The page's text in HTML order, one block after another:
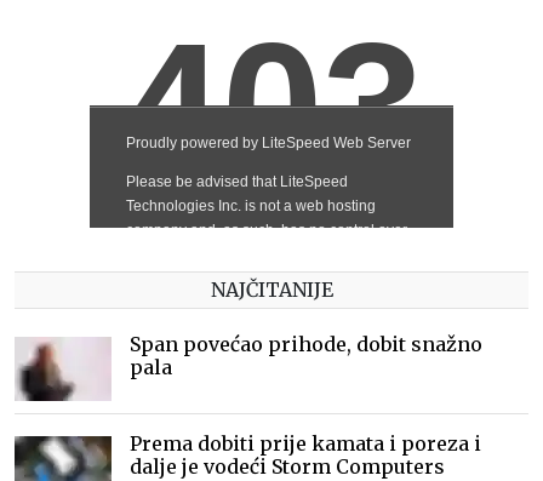
NAJČITANIJE
Span povećao prihode, dobit snažno
pala
Prema dobiti prije kamata i poreza i
dalje je vodeći Storm Computers